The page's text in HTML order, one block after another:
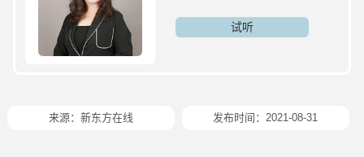
试听
来源： 新东方在线 发布时间：2021-08-31